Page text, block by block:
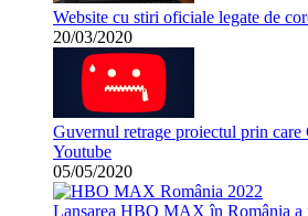
Website cu stiri oficiale legate de
20/03/2020
Guvernul retrage proiectul prin care
Youtube
05/05/2020
Lansarea HBO MAX în România a